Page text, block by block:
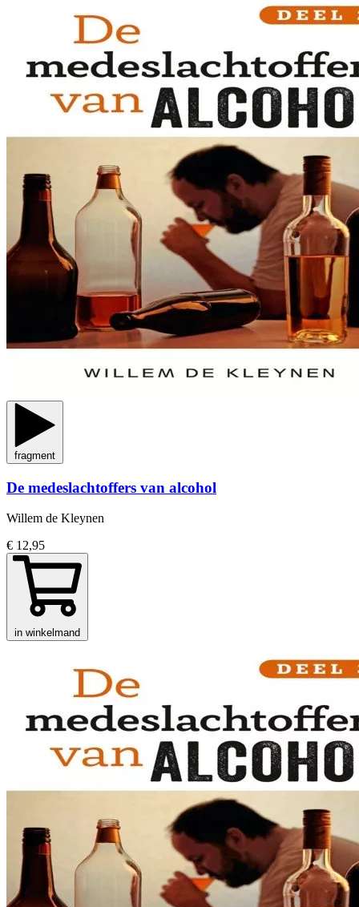
fragment
De medeslachtoffers van alcohol
Willem de Kleynen
€ 12,95
in winkelmand